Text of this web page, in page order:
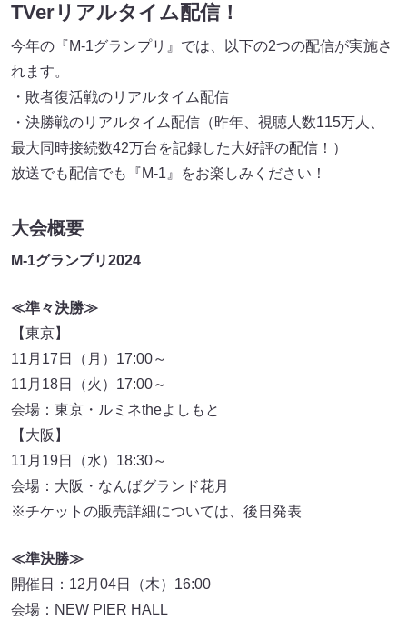
TVerリアルタイム配信！
今年の『M-1グランプリ』では、以下の2つの配信が実施さ
れます。
・敗者復活戦のリアルタイム配信
・決勝戦のリアルタイム配信（昨年、視聴人数115万人、
最大同時接続数42万台を記録した大好評の配信！）
放送でも配信でも『M-1』をお楽しみください！
大会概要
M-1グランプリ2024
≪準々決勝≫
【東京】
11月17日（月）17:00～
11月18日（火）17:00～
会場：東京・ルミネtheよしもと
【大阪】
11月19日（水）18:30～
会場：大阪・なんばグランド花月
※チケットの販売詳細については、後日発表
≪準決勝≫
開催日：12月04日（木）16:00
会場：NEW PIER HALL